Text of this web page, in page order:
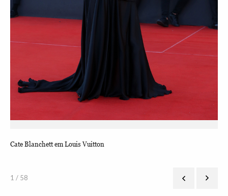
Cate Blanchett em Louis Vuitton
1 / 58